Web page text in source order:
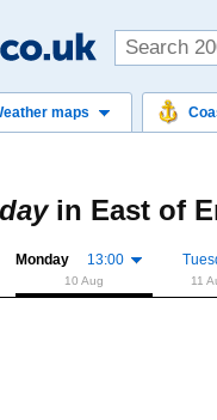
maps
in East of
Monday 13:00
10 Aug 11